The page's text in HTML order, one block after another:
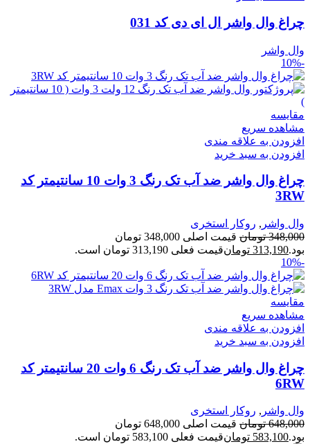
چراغ وال واشر ال ای دی کد 031
وال واشر
-10%
مقایسه
مشاهده سریع
افزودن به علاقه مندی
افزودن به سبد خرید
چراغ وال واشر ضد آب تک رنگ 3 وات 10 سانتیمتر کد
3RW
وال واشر , روکار استخری
348,000 تومان
قیمت اصلی 348,000 تومان
بود.313,190 تومانقیمت فعلی 313,190 تومان است.
-10%
مقایسه
مشاهده سریع
افزودن به علاقه مندی
افزودن به سبد خرید
چراغ وال واشر ضد آب تک رنگ 6 وات 20 سانتیمتر کد
6RW
وال واشر , روکار استخری
648,000 تومان
قیمت اصلی 648,000 تومان
بود.583,100 تومانقیمت فعلی 583,100 تومان است.